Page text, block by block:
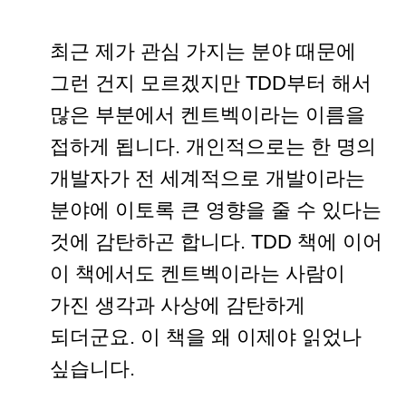
최근 제가 관심 가지는 분야 때문에
그런 건지 모르겠지만 TDD부터 해서
많은 부분에서 켄트벡이라는 이름을
접하게 됩니다. 개인적으로는 한 명의
개발자가 전 세계적으로 개발이라는
분야에 이토록 큰 영향을 줄 수 있다는
것에 감탄하곤 합니다. TDD 책에 이어
이 책에서도 켄트벡이라는 사람이
가진 생각과 사상에 감탄하게
되더군요. 이 책을 왜 이제야 읽었나
싶습니다.